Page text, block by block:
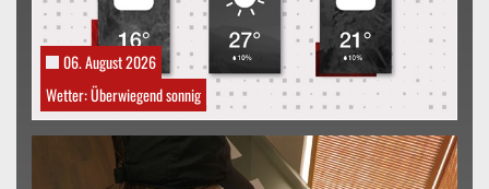
06. August 2026
Wetter: Überwiegend sonnig